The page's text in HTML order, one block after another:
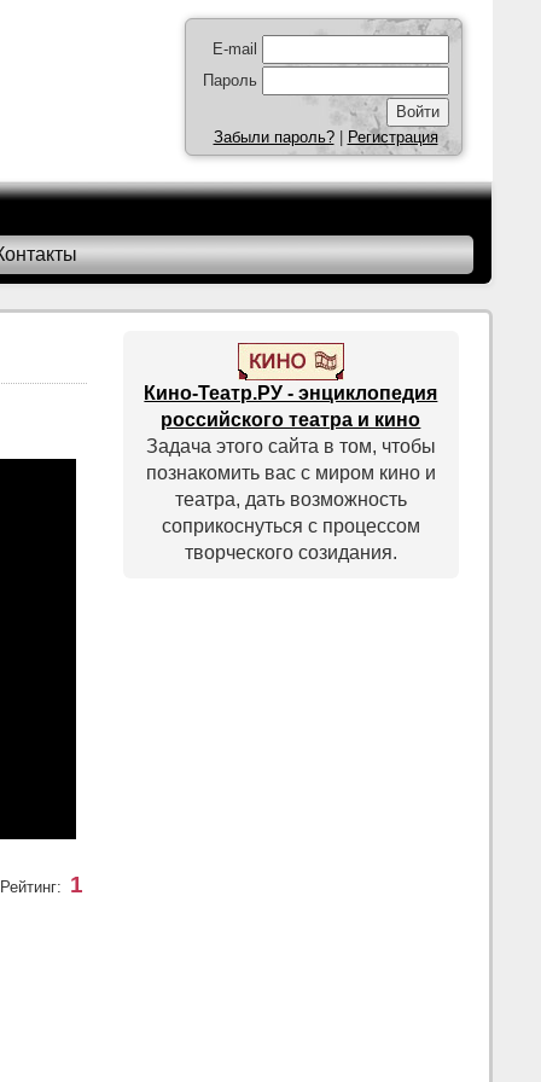
E-mail
Пароль
Забыли пароль?| Регистрация
Рейтинг: 1
Кино-Театр.РУ - энциклопедия
российского театра и кино
Задача этого сайта в том, чтобы
познакомить вас с миром кино и
театра, дать возможность
соприкоснуться с процессом
творческого созидания.